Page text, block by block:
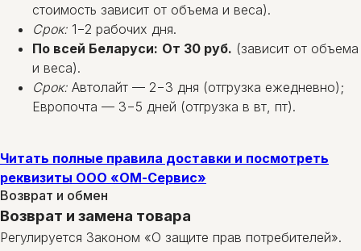
стоимость зависит от объема и веса).
Срок: 1−2 рабочих дня.
По всей Беларуси: От 30 руб. (зависит от объема
и веса).
Срок: Автолайт — 2−3 дня (отгрузка ежедневно);
Европочта — 3−5 дней (отгрузка в вт, пт).
Читать полные правила доставки и посмотреть
реквизиты ООО «ОМ-Сервис»
Возврат и обмен
Возврат и замена товара
Регулируется Законом «О защите прав потребителей».